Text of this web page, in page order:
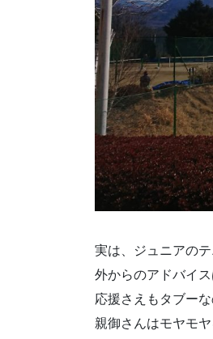
実は、ジュニアのテ
外からのアドバイス
応援さえもタブーな
親御さんはモヤモ